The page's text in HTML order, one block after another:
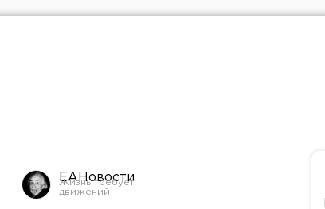
ЕАНовости